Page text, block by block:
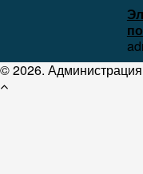
© 2026. Администрация